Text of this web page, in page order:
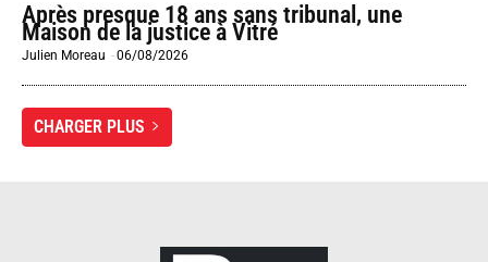
Après presque 18 ans sans tribunal, une
Maison de la justice à Vitré
Julien Moreau -06/08/2026
CHARGER PLUS